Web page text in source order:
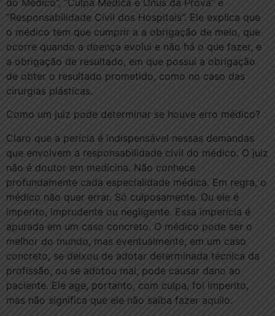
“Responsabilidade Civil dos Hospitais”. Ele explica que
o médico tem que cumprir a a obrigação de meio, que
ocorre quando a doença evolui e não há o que fazer, e
a obrigação de resultado, em que possui a obrigação
de obter o resultado prometido, como no caso das
cirurgias plásticas.
Como um juiz pode determinar se houve erro médico?
Claro que a perícia é indispensável nessas demandas
que envolvem a responsabilidade civil do médico. O juiz
não é doutor em medicina. Não conhece
profundamente cada especialidade médica. Em regra, o
médico não quer errar. Só culposamente. Ou ele é
imperito, imprudente ou negligente. Essa imperícia é
apurada em um caso concreto. O médico pode ser o
melhor do mundo, mas eventualmente, em um caso
concreto, se deixou de adotar determinada técnica da
profissão, ou se adotou mal, pode causar dano ao
paciente. Ele age, portanto, com culpa, foi imperito,
mas não significa que ele não saiba fazer aquilo.